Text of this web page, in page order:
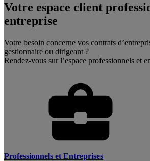
Votre espace client
entreprise
Votre besoin concerne vos contrats
gestionnaire ou dirigeant ?
Rendez-vous sur l’espace professionnels et
Professionnels et Entreprises